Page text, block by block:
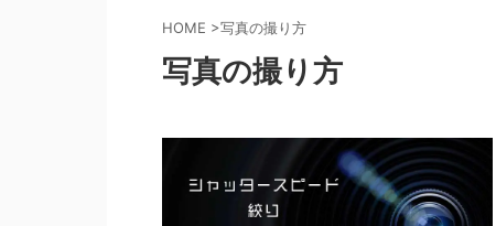
HOME >写真の撮り方
写真の撮り方